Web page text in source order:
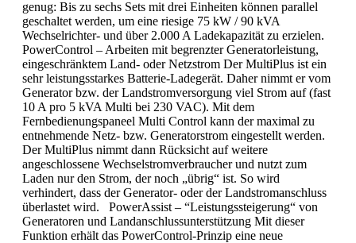
genug: Bis zu sechs Sets mit drei Einheiten können parallel
geschaltet werden, um eine riesige 75 kW / 90 kVA
Wechselrichter- und über 2.000 A Ladekapazität zu erzielen.
PowerControl – Arbeiten mit begrenzter Generatorleistung,
eingeschränktem Land- oder Netzstrom Der MultiPlus ist ein
sehr leistungsstarkes Batterie-Ladegerät. Daher nimmt er vom
Generator bzw. der Landstromversorgung viel Strom auf (fast
10 A pro 5 kVA Multi bei 230 VAC). Mit dem
Fernbedienungspaneel Multi Control kann der maximal zu
entnehmende Netz- bzw. Generatorstrom eingestellt werden.
Der MultiPlus nimmt dann Rücksicht auf weitere
angeschlossene Wechselstromverbraucher und nutzt zum
Laden nur den Strom, der noch „übrig“ ist. So wird
verhindert, dass der Generator- oder der Landstromanschluss
überlastet wird. PowerAssist – “Leistungssteigerung“ von
Generatoren und Landanschlussunterstützung Mit dieser
Funktion erhält das PowerControl-Prinzip eine neue